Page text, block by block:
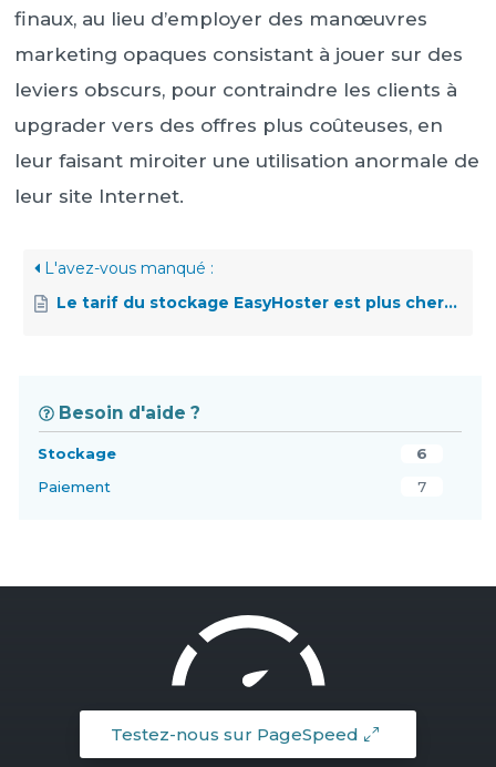
finaux, au lieu d’employer des manœuvres
marketing opaques consistant à jouer sur des
leviers obscurs, pour contraindre les clients à
upgrader vers des offres plus coûteuses, en
leur faisant miroiter une utilisation anormale de
leur site Internet.
L'avez-vous manqué :
Le tarif du stockage EasyHoster est plus cher que certains concurrents, pourquoi ?
Besoin d'aide ?
Stockage
6
Paiement
7
Testez-nous sur PageSpeed